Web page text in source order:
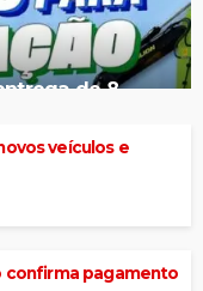
de 8
veículos e
confirma pagamento